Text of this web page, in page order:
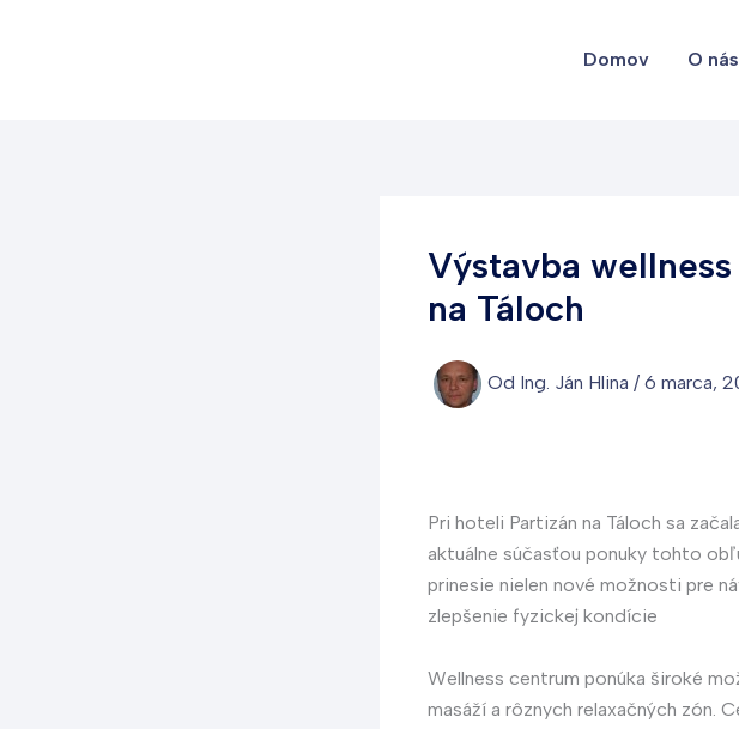
Domov O nás
Výstavba
na Táloch
Od Ing. Ján Hlina / 6 marca,
Pri hoteli Partizán na Táloch sa
aktuálne súčasťou ponuky tohto
prinesie nielen nové možnosti pre
zlepšenie fyzickej kondície
Wellness centrum ponúka široké
masáží a rôznych relaxačných zón.